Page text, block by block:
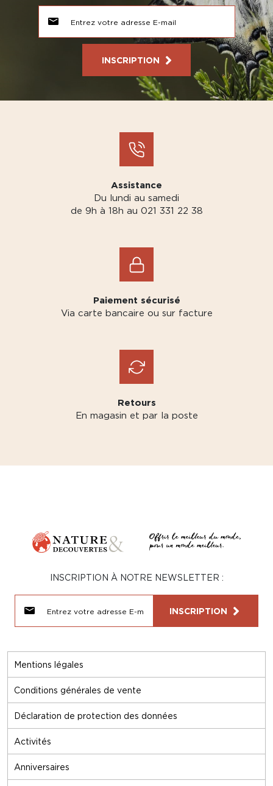
INSCRIPTION
Assistance
Du lundi au samedi
de 9h à 18h au 021 331 22 38
Paiement sécurisé
Via carte bancaire ou sur facture
Retours
En magasin et par la poste
Mentions légales
Conditions générales de vente
Déclaration de protection des données
Activités
Anniversaires
INSCRIPTION À NOTRE NEWSLETTER :
INSCRIPTION